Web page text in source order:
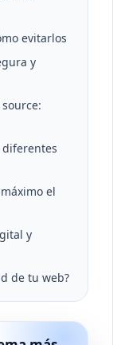
evitarlos
y
el
y
de tu web?